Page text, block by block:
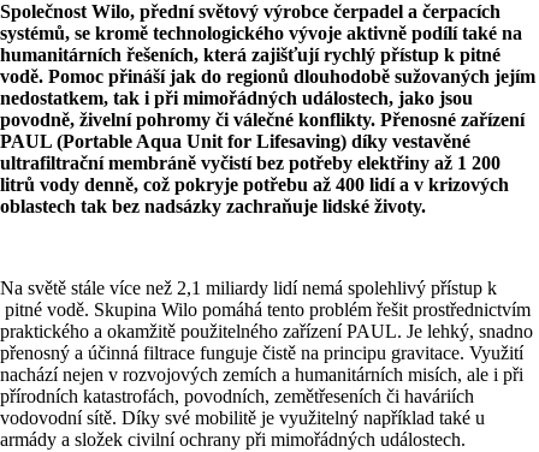
Společnost Wilo, přední světový výrobce čerpadel a čerpacích
systémů, se kromě technologického vývoje aktivně podílí také na
humanitárních řešeních, která zajišťují rychlý přístup k pitné
vodě. Pomoc přináší jak do regionů dlouhodobě sužovaných jejím
nedostatkem, tak i při mimořádných událostech, jako jsou
povodně, živelní pohromy či válečné konflikty. Přenosné zařízení
PAUL (Portable Aqua Unit for Lifesaving) díky vestavěné
ultrafiltrační membráně vyčistí bez potřeby elektřiny až 1 200
litrů vody denně, což pokryje potřebu až 400 lidí a v krizových
oblastech tak bez nadsázky zachraňuje lidské životy.
Na světě stále více než 2,1 miliardy lidí nemá spolehlivý přístup k
pitné vodě. Skupina Wilo pomáhá tento problém řešit prostřednictvím
praktického a okamžitě použitelného zařízení PAUL. Je lehký, snadno
přenosný a účinná filtrace funguje čistě na principu gravitace. Využití
nachází nejen v rozvojových zemích a humanitárních misích, ale i při
přírodních katastrofách, povodních, zemětřeseních či haváriích
vodovodní sítě. Díky své mobilitě je využitelný například také u
armády a složek civilní ochrany při mimořádných událostech.